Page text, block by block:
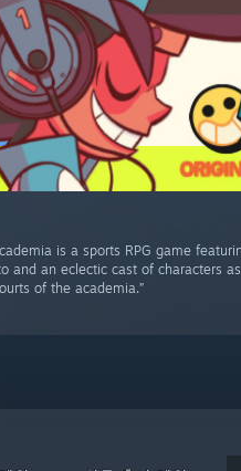
is a sports RPG game
and an eclectic cast of characters
of the academia.”